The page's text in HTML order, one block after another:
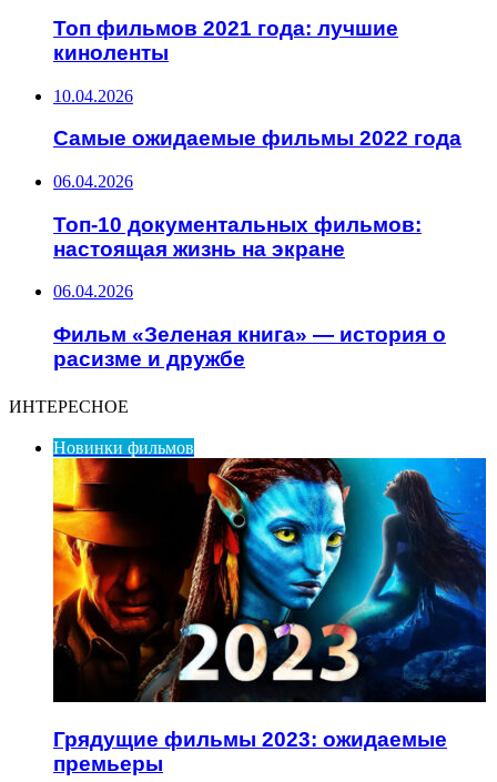
Топ фильмов 2021 года: лучшие
киноленты
10.04.2026
Самые ожидаемые фильмы 2022 года
06.04.2026
Топ-10 документальных фильмов:
настоящая жизнь на экране
06.04.2026
Фильм «Зеленая книга» — история о
расизме и дружбе
ИНТЕРЕСНОЕ
Новинки фильмов
Грядущие фильмы 2023: ожидаемые
премьеры